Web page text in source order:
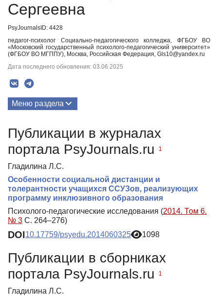
Сергеевна
PsyJournalsID: 4428
педагог-психолог Социально-педагогического колледжа, ФГБОУ ВО
«Московский государственный психолого-педагогический университет»
(ФГБОУ ВО МГППУ), Москва, Российская Федерация, Gls10@yandex.ru
Дата последнего обновления: 03.06.2025
Меню раздела
Публикации в журналах
портала PsyJournals.ru
1
Гладилина Л.С.
Особенности социальной дистанции и
толерантности учащихся ССУЗов, реализующих
программу инклюзивного образования
Психолого-педагогические исследования (2014. Том 6.
№ 3 С. 264–276)
DOI10.17759/psyedu.2014060325 1098
Публикации в сборниках
портала PsyJournals.ru
1
Гладилина Л.С.